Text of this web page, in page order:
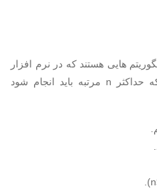
هایی هستند که در نرم افزار
بکار میروند. برای یک حلقه ساده که حداکثر n مرتبه باید انجام شود